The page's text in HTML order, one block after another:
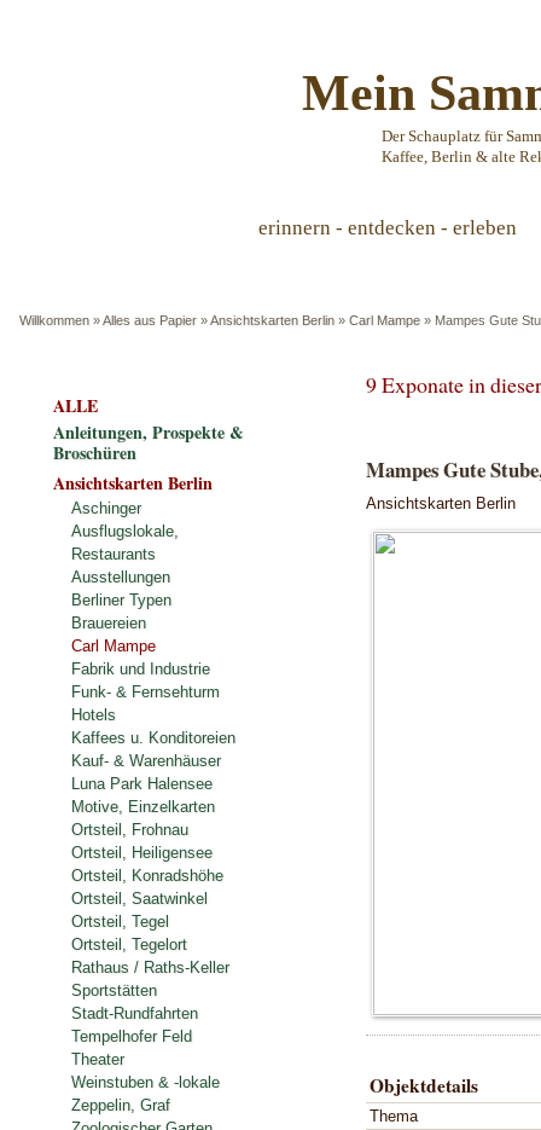
Mein
Der Schauplatz für
Kaffee, Berlin & alte
erinnern - entdecken - erleben
Willkommen »Alles aus Papier »Ansichtskarten Berlin » Carl Mampe » Mampes Gute
9 Exponate in
Mampes Gute
Ansichtskarten Berlin
Objektdetails
Thema
ALLE
Anleitungen, Prospekte &
Broschüren
Ansichtskarten Berlin
Aschinger
Ausflugslokale,
Restaurants
Ausstellungen
Berliner Typen
Brauereien
Carl Mampe
Fabrik und Industrie
Funk- & Fernsehturm
Hotels
Kaffees u. Konditoreien
Kauf- & Warenhäuser
Luna Park Halensee
Motive, Einzelkarten
Ortsteil, Frohnau
Ortsteil, Heiligensee
Ortsteil, Konradshöhe
Ortsteil, Saatwinkel
Ortsteil, Tegel
Ortsteil, Tegelort
Rathaus / Raths-Keller
Sportstätten
Stadt-Rundfahrten
Tempelhofer Feld
Theater
Weinstuben & -lokale
Zeppelin, Graf